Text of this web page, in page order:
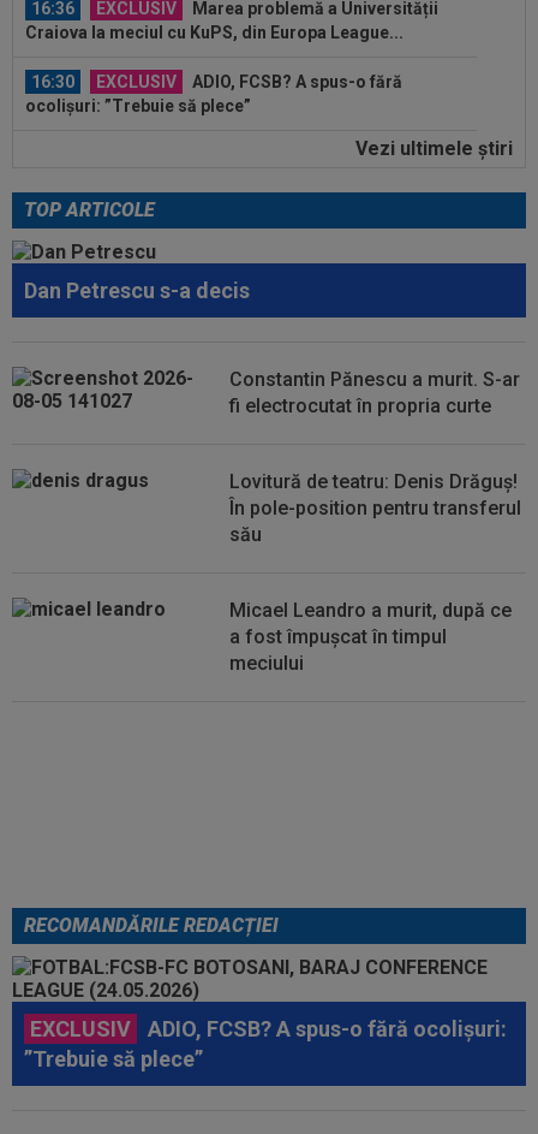
16:36 EXCLUSIV
Marea problemă a Universității
Craiova la meciul cu KuPS, din Europa League...
16:30 EXCLUSIV
ADIO, FCSB? A spus-o fără
ocolișuri: ”Trebuie să plece”
Au plusat! Între Real Madrid și Arsenal, Vinicius
17:09
Dur! România a pierdut la scor în fața Franței,
la Campionatul Mondial. Singura...
17:07
MM Stoica, convins când a văzut ce ”nebunie”
16:52 VIDEO EXCLUSIV
După 13 ani de la
despărțire, Adrian Cristea a caracterizat relația cu
august, 18:00, Digi Sport 1...
Fotbalistul de 5.000.000€ care l-a
dezamăgit pe Victor Pițurcă: ”Nu știu ce s-a...
Vezi ultimele ştiri
TOP ARTICOLE
Dan Petrescu s-a decis
Constantin Pănescu a murit. S-ar
fi electrocutat în propria curte
Lovitură de teatru: Denis Drăguș!
În pole-position pentru transferul
său
Micael Leandro a murit, după ce
a fost împușcat în timpul
meciului
RECOMANDĂRILE REDACȚIEI
EXCLUSIV
ADIO, FCSB? A spus-o fără ocolișuri:
”Trebuie să plece”